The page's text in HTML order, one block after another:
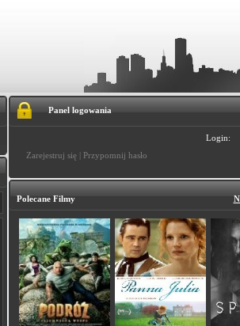
Panel logowania
Login:
Zarejestruj się | Przypomnij hasło
Polecane Filmy